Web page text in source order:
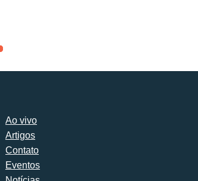
Ao vivo
Artigos
Contato
Eventos